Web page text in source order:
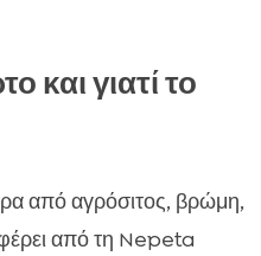
και γιατί το
από αγρόσιτος, βρώμη,
από τη Nepeta